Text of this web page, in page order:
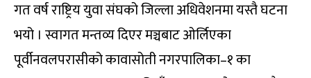
गत वर्ष राष्ट्रिय युवा संघको जिल्ला अधिवेशनमा यस्तै घटना
भयो । स्वागत मन्तव्य दिएर मञ्चबाट ओर्लिएका
पूर्वीनवलपरासीको कावासोती नगरपालिका–१ का